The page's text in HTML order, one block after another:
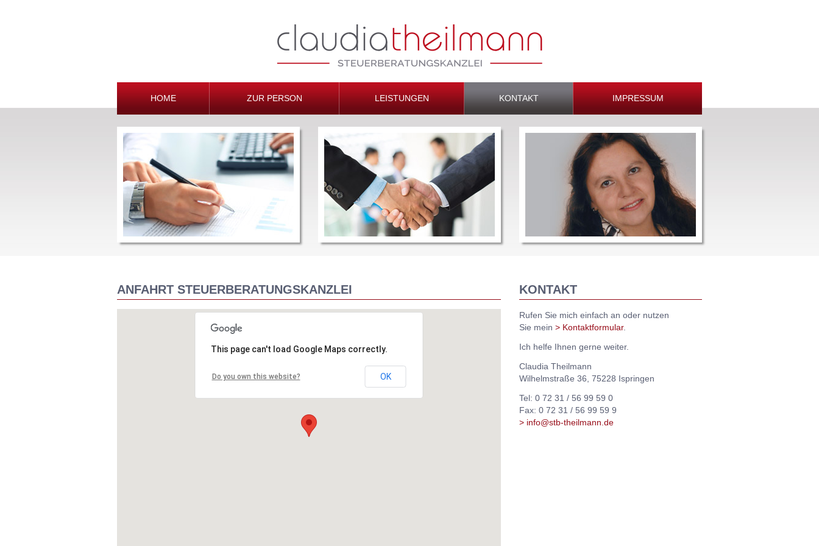
HOME ZUR PERSON LEISTUNGEN KONTAKT IMPRESSUM
KONTAKT
Rufen Sie mich einfach an oder nutzen
Sie mein > Kontaktformular.
Ich helfe Ihnen gerne weiter.
Claudia Theilmann
Wilhelmstraße 36, 75228 Ispringen
Tel: 0 72 31 / 56 99 59 0
Fax: 0 72 31 / 56 99 59 9
> info@stb-theilmann.de
ANFAHRT STEUERBERATUNGSKANZLEI
This page can't load Google Maps correctly.
Do you own this website? OK